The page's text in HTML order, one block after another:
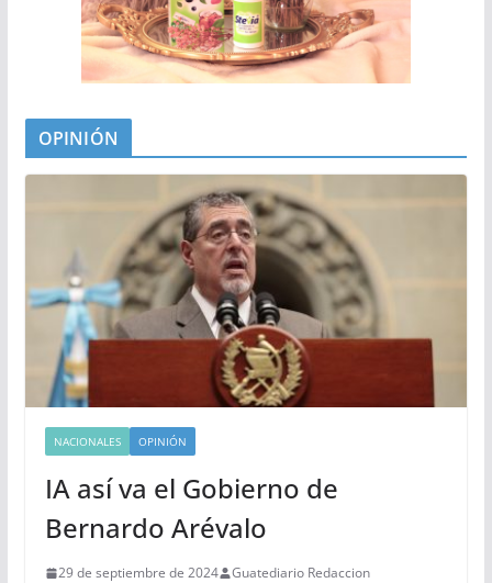
OPINIÓN
NACIONALES OPINIÓN
IA así va el Gobierno de
Bernardo Arévalo
29 de septiembre de 2024 Guatediario Redaccion